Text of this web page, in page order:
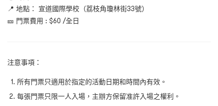
📍 地點： 宣道國際學校（荔枝角瓊林街33號）
🎫 門票費用 : $60 /全日
注意事項：
所有門票只適用於指定的活動日期和時間內有效。
每張門票只限一人入場，主辦方保留准許入場之權利。